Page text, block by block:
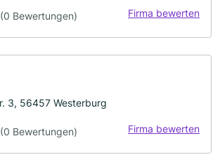
(0 Bewertungen) Firma bewerten
3, 56457 Westerburg
(0 Bewertungen) Firma bewerten